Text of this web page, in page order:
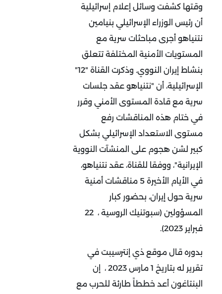
وقتها كشفت وسائل إعلام إسرائيلية
أن رئيس الوزراء الإسرائيلي بنيامين
نتنياهو أجرى مباحثات سرية مع
المستويات الأمنية المختلفة تتعلق
بنشاط إيران النووي. وذكرت القناة "12"
الإسرائيلية، أن "نتنياهو عقد جلسات
سرية مع قادة المستوى الأمني وقرر
في ختام هذه المناقشات رفع
مستوى الاستعداد الإسرائيلي بشكل
كبير لشن هجوم على المنشآت النووية
الإيرانية"، ووفقا للقناة، عقد نتنياهو،
في الأيام الأخيرة 5 مناقشات أمنية
سرية حول إيران، بحضور كبار
المسؤولين (سبوتنيك الروسية ، 22
فبراير 2023).
بدوره قال موقع ذي إنترسيبت في
تقرير له بتاريخ 1 مارس 2023 ، إن
البنتاغون أعد خططاً طارئة للحرب مع